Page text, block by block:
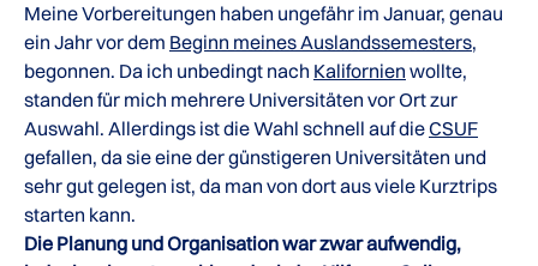
Meine Vorbereitungen haben ungefähr im Januar, genau
ein Jahr vor dem Beginn meines Auslandssemesters,
begonnen. Da ich unbedingt nach Kalifornien wollte,
standen für mich mehrere Universitäten vor Ort zur
Auswahl. Allerdings ist die Wahl schnell auf dieCSUF
gefallen, da sie eine der günstigeren Universitäten und
sehr gut gelegen ist, da man von dort aus viele Kurztrips
starten kann.
Die Planung und Organisation war zwar aufwendig,